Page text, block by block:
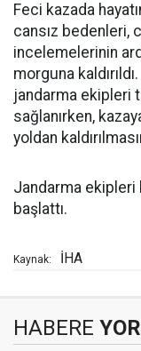
Feci kazada
cansız bedenleri,
incelemelerinin
morguna
jandarma ekipleri
sağlanırken,
yoldan
Jandarma ekipleri
başlattı.
Kaynak: İHA
HABERE